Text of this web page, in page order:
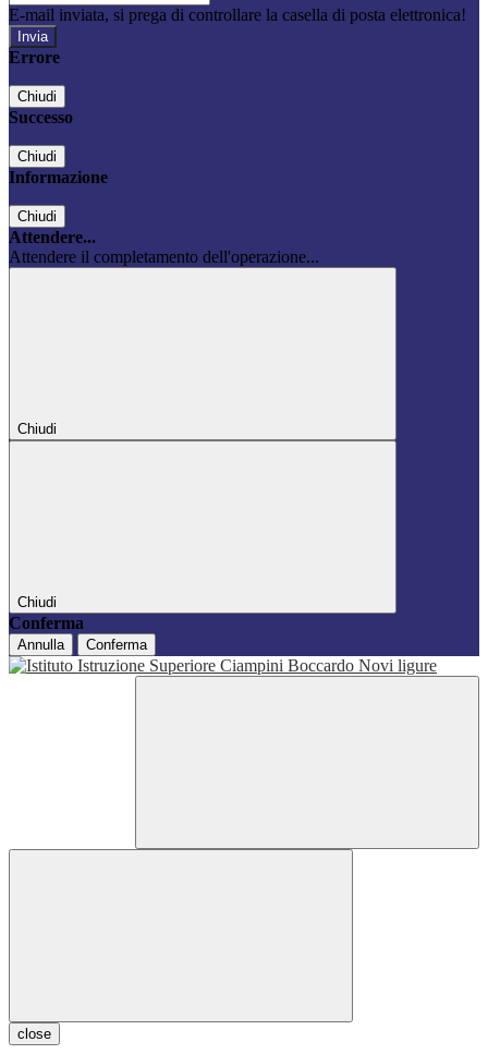
E-mail inviata, si prega di controllare la casella di posta elettronica!
Errore
Chiudi
Successo
Chiudi
Informazione
Chiudi
Attendere...
Attendere il completamento dell'operazione...
Chiudi
Chiudi
Conferma
Annulla Conferma
close